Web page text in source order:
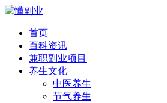
首页
百科资讯
兼职副业项目
养生文化
中医养生
节气养生